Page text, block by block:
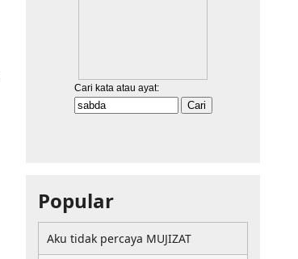
Popular
Aku tidak percaya MUJIZAT